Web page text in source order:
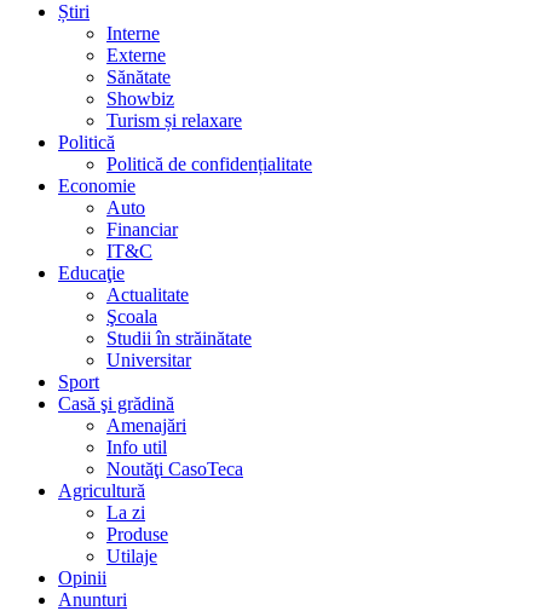
Știri
Interne
Externe
Sănătate
Showbiz
Turism și relaxare
Politică
Politică de confidențialitate
Economie
Auto
Financiar
IT&C
Educaţie
Actualitate
Şcoala
Studii în străinătate
Universitar
Sport
Casă şi grădină
Amenajări
Info util
Noutăţi CasoTeca
Agricultură
La zi
Produse
Utilaje
Opinii
Anunturi